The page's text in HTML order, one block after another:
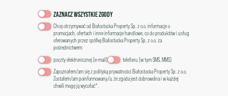
ZAZNACZ WSZYSTKIE ZGODY
Chcę otrzymywać od Białostocka Property Sp. z o.o. informacje o
promocjach, ofertach i inne informacje handlowe, co do produktów i usług
oferowanych przez spółkę Białostocka Property Sp. z o.o. za
pośrednictwem:
poczty elektronicznej (e-mail)
telefonu (w tym SMS, MMS)
Zapoznałem/am się zpolityką prywatności Białostocka Property Sp. z o.o.
Zostałem/am poinformowany/a, że zgoda jest dobrowolna i w każdej
chwili mogę ją wycofać*.